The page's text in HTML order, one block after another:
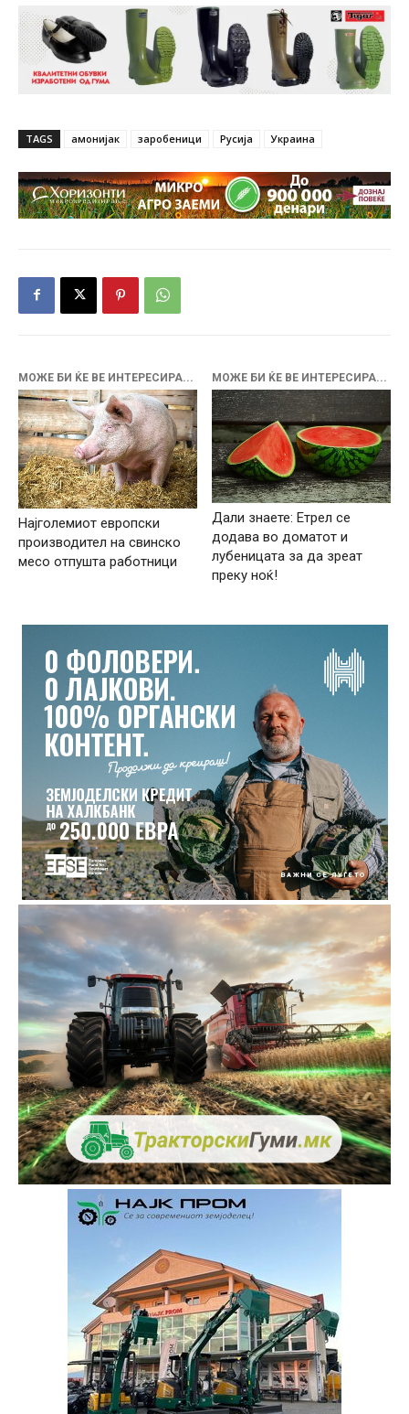
TAGS амонијак заробеници Русија Украина
МОЖЕ БИ ЌЕ ВЕ ИНТЕРЕСИРА...
Најголемиот европски
производител на свинско
месо отпушта работници
МОЖЕ БИ ЌЕ ВЕ ИНТЕРЕСИРА...
Дали знаете: Етрел се
додава во доматот и
лубеницата за да зреат
преку ноќ!